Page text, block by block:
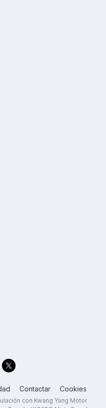
Contactar Cookies
con Kwang Yang Motor